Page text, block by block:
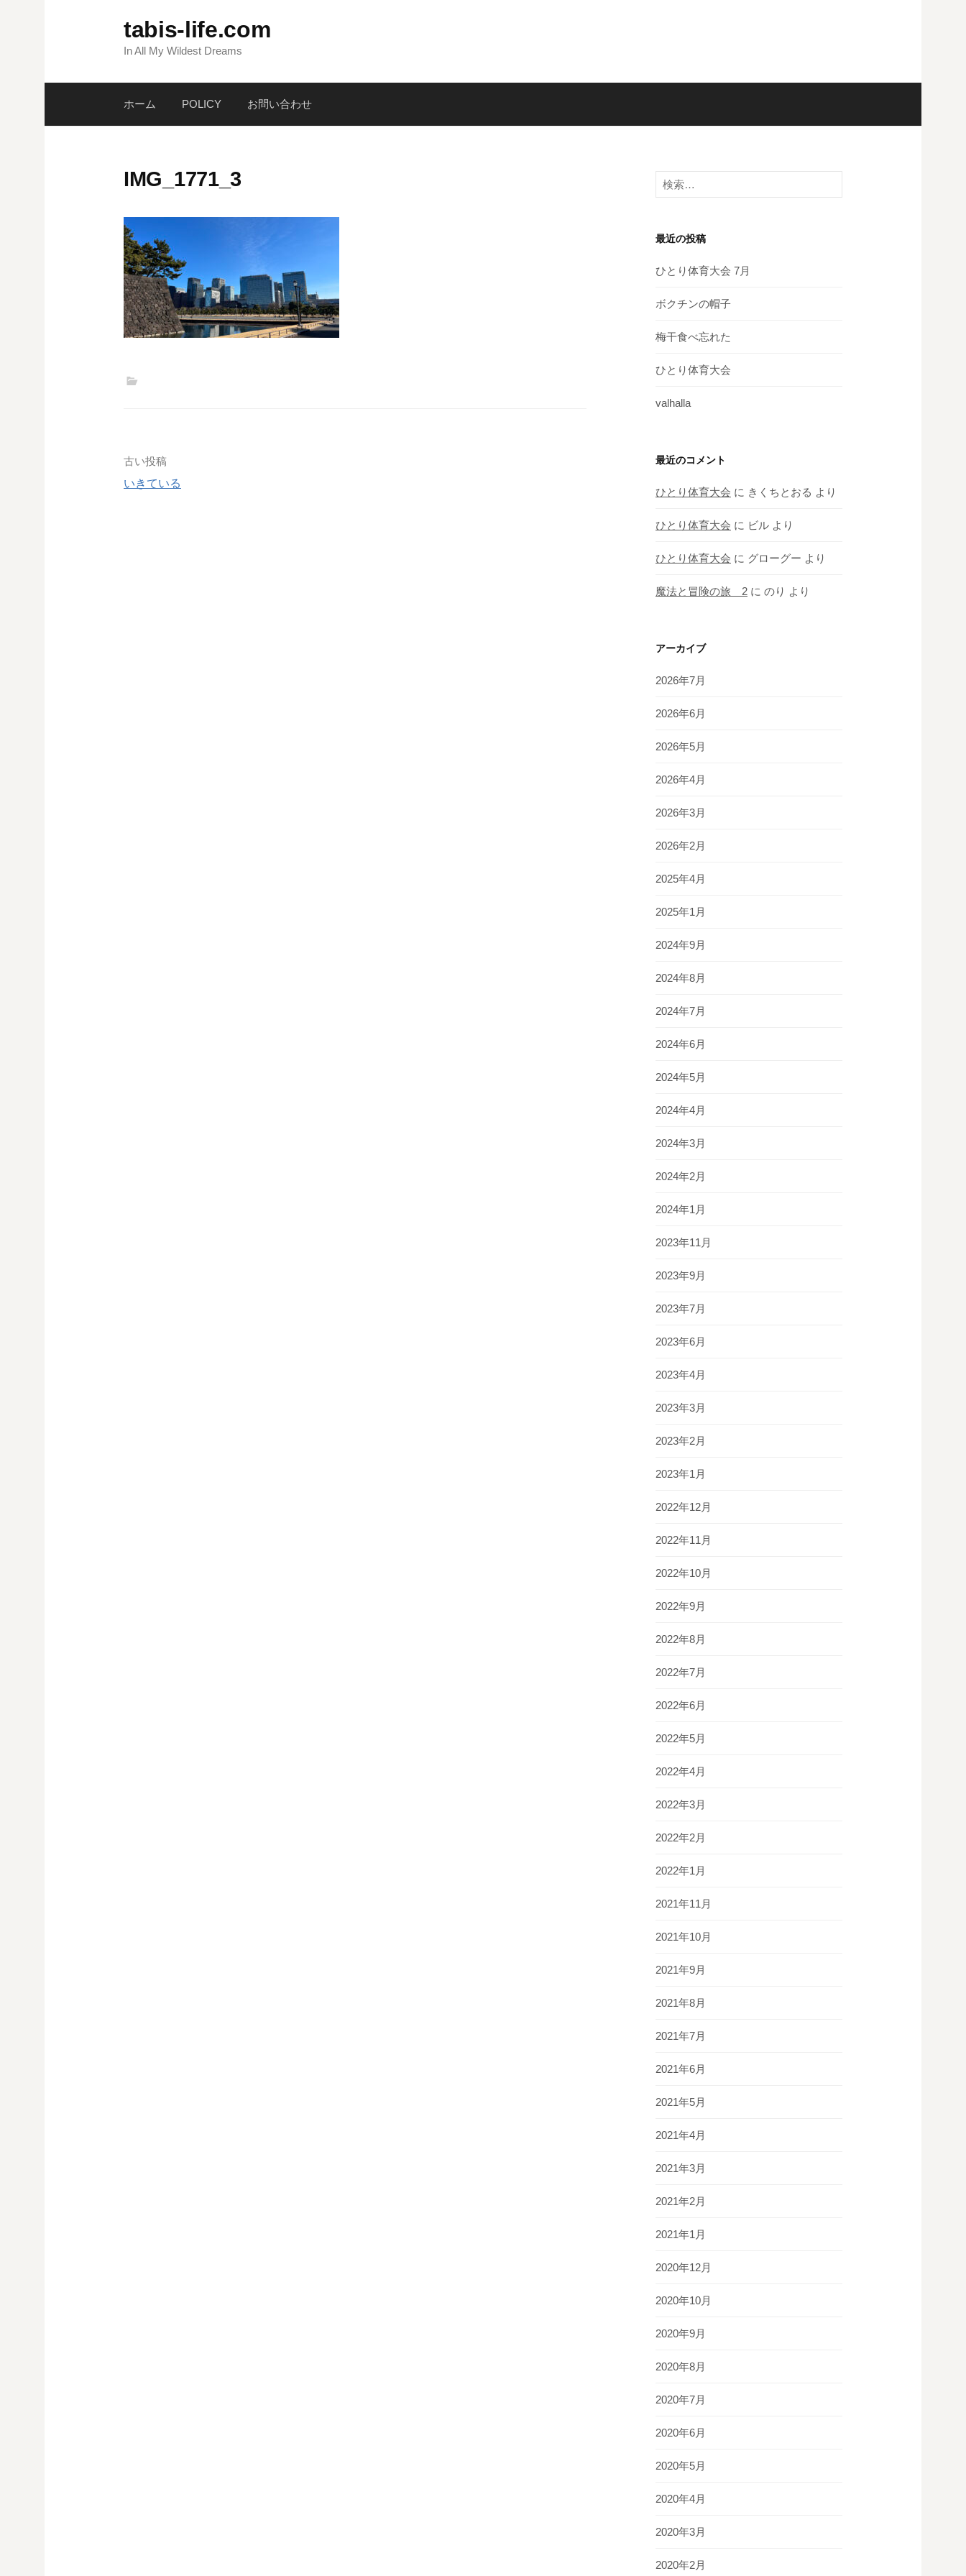
ツ
ス
tabis-life.com
In All My Wildest Dreams
ホーム POLICY お問い合わせ
IMG_1771_3
投
稿
古い投稿
いきている
検
索:
最近の投稿
ひとり体育大会 7月
ボクチンの帽子
梅干食べ忘れた
ひとり体育大会
valhalla
最近のコメント
ひとり体育大会 に きくちとおる より
ひとり体育大会 に ビル より
ひとり体育大会 に グローグー より
魔法と冒険の旅 2 に のり より
アーカイブ
2026年7月
2026年6月
2026年5月
2026年4月
2026年3月
2026年2月
2025年4月
2025年1月
2024年9月
2024年8月
2024年7月
2024年6月
2024年5月
2024年4月
2024年3月
2024年2月
2024年1月
2023年11月
2023年9月
2023年7月
2023年6月
2023年4月
2023年3月
2023年2月
2023年1月
2022年12月
2022年11月
2022年10月
2022年9月
2022年8月
2022年7月
2022年6月
2022年5月
2022年4月
2022年3月
2022年2月
2022年1月
2021年11月
2021年10月
2021年9月
2021年8月
2021年7月
2021年6月
2021年5月
2021年4月
2021年3月
2021年2月
2021年1月
2020年12月
2020年10月
2020年9月
2020年8月
2020年7月
2020年6月
2020年5月
2020年4月
2020年3月
2020年2月